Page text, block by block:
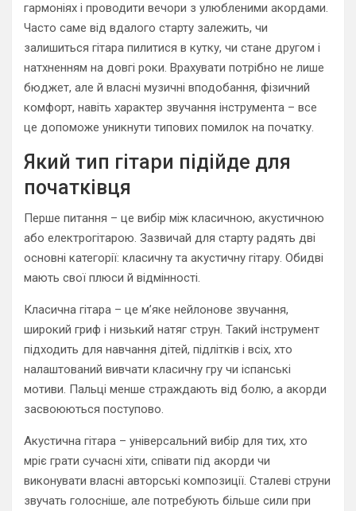
гармоніях і проводити вечори з улюбленими акордами.
Часто саме від вдалого старту залежить, чи
залишиться гітара пилитися в кутку, чи стане другом і
натхненням на довгі роки. Врахувати потрібно не лише
бюджет, але й власні музичні вподобання, фізичний
комфорт, навіть характер звучання інструмента – все
це допоможе уникнути типових помилок на початку.
Який тип гітари підійде для
початківця
Перше питання – це вибір між класичною, акустичною
або електрогітарою. Зазвичай для старту радять дві
основні категорії: класичну та акустичну гітару. Обидві
мають свої плюси й відмінності.
Класична гітара – це м’яке нейлонове звучання,
широкий гриф і низький натяг струн. Такий інструмент
підходить для навчання дітей, підлітків і всіх, хто
налаштований вивчати класичну гру чи іспанські
мотиви. Пальці менше страждають від болю, а акорди
засвоюються поступово.
Акустична гітара – універсальний вибір для тих, хто
мріє грати сучасні хіти, співати під акорди чи
виконувати власні авторські композиції. Сталеві струни
звучать голосніше, але потребують більше сили при